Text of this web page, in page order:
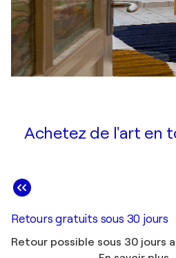
Achetez de l'art en
Retours gratuits sous 30 jours
Retour possible sous 30 jours